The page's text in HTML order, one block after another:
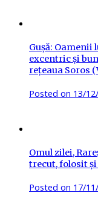
Gușă:
excentric și
rețeaua Soros
Posted on 13/
Omul zilei,
trecut, folosit
Posted on 17/